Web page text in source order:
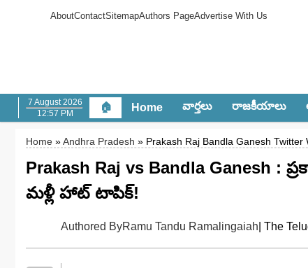
AboutContactSitemapAuthors PageAdvertise With Us
7 August 2026
12:57 PM
🏠 Home వార్త‌లు రాజ‌కీయాలు
Home »Andhra Pradesh » Prakash Raj Bandla Ganesh Twitter
Prakash Raj vs Bandla Ganesh :
మళ్లీ హాట్ టాపిక్!
Authored ByRamu Tandu Ramalingaiah | The